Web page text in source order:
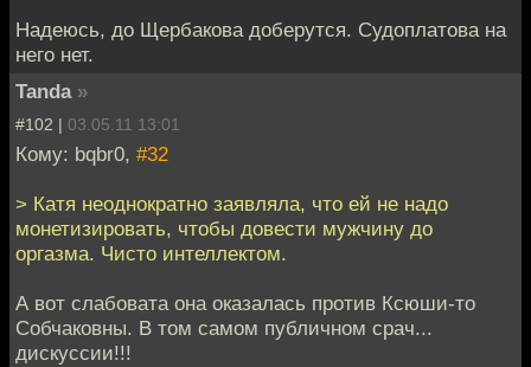
Надеюсь, до Щербакова доберутся. Судоплатова на
него нет.
Tanda »
#102 | 03.05.11 13:01
Кому: bqbr0, #32
> Катя неоднократно заявляла, что ей не надо
монетизировать, чтобы довести мужчину до
оргазма. Чисто интеллектом.
А вот слабовата она оказалась против Ксюши-то
Собчаковны. В том самом публичном срач...
дискуссии!!!